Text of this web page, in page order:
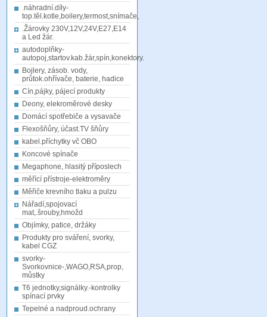
.náhradní.díly-
top.těl.kotle,boilery,termost,snímače,
.Žárovky 230V,12V,24V,E27,E14
a Led žár.
autodoplňky-
autopoj,startov.kab.žár,spín,konektory.
Bojlery, zásob. vody,
průtok.ohřívače, baterie, hadice
Cín,pájky, pájecí produkty
Deony, elekroměrové desky
Domácí spotřebiče a vysavače
Flexošňůry, účast.TV šňůry
kabel.příchytky vč OBO
Koncové spínače
Megaphone, hlasitý příposlech
měřící přístroje-elektroměry
Měřiče krevního tlaku a pulzu
Nářadí,spojovací
mat,.šrouby,hmožd
Objímky, patice, držáky
Produkty pro sváření, svorky,
kabel CGZ
svorky-
Svorkovnice-,WAGO,RSA,prop,
můstky
T6 jednotky,signálky.-kontrolky
spínací prvky
Tepelné a nadproud.ochrany